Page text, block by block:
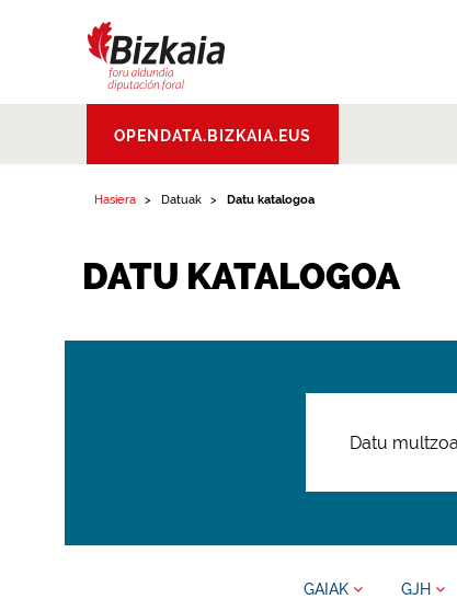
Aldundia.Diputacion
Foral de Bizkaia
OPENDATA.BIZKAIA.EUS
Hasiera Datuak Datu katalogoa
DATU KATALOGOA
GAIAK GJH